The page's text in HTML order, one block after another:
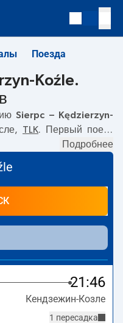
Поезда
Koźle.
Sierpc – Kędzierzyn-
TLK. Первый поезд
в 13:19. В
Sierpc
PKP Intercity.
станции Kędzierzyn-
Подробнее
21:46
Кендзежин-Козле
1 пересадка